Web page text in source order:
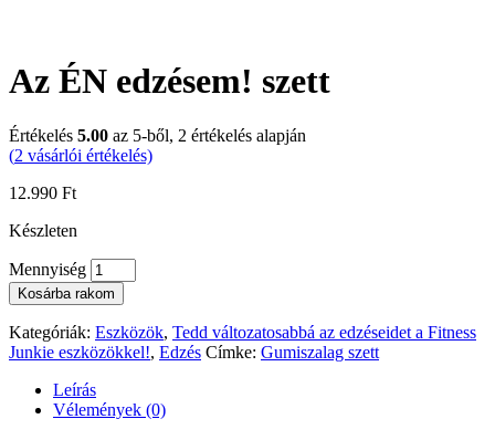
Az ÉN edzésem! szett
Értékelés 5.00 az 5-ből, 2 értékelés alapján
(2 vásárlói értékelés)
12.990 Ft
Készleten
Mennyiség
Kosárba rakom
Kategóriák: Eszközök, Tedd változatosabbá az edzéseidet a Fitness
Junkie eszközökkel!, Edzés Címke: Gumiszalag szett
Leírás
Vélemények (0)